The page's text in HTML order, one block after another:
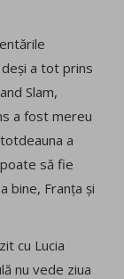
a tot prins
Slam,
a fost mereu
a
să fie
bine, Franța și
cu Lucia
nu vede ziua